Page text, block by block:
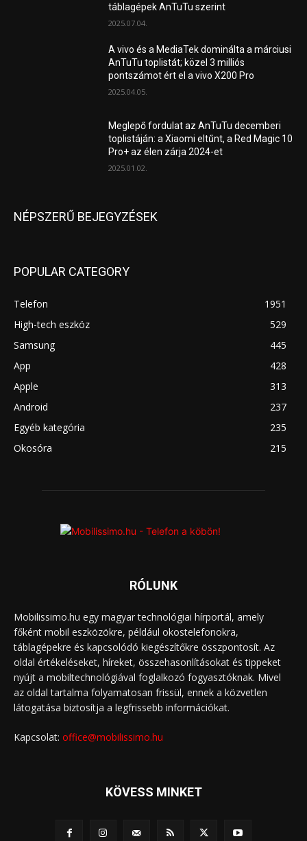
táblagépek AnTuTu szerint
2025.07.04.
A vivo és a MediaTek dominálta a márciusi
AnTuTu toplistát; közel 3 milliós
pontszámot ért el a vivo X200 Pro
2025.04.05.
Meglepő fordulat az AnTuTu decemberi
toplistáján: a Xiaomi eltűnt, a Red Magic 10
Pro+ az élen zárja 2024-et
2025.01.02.
NÉPSZERŰ BEJEGYZÉSEK
POPULAR CATEGORY
Telefon
1951
High-tech eszköz
529
Samsung
445
App
428
Apple
313
Android
237
Egyéb kategória
235
Okosóra
215
RÓLUNK
Mobilissimo.hu egy magyar technológiai hírportál, amely
főként mobil eszközökre, például okostelefonokra,
táblagépekre és kapcsolódó kiegészítőkre összpontosít. Az
oldal értékeléseket, híreket, összehasonlításokat és tippeket
nyújt a mobiltechnológiával foglalkozó fogyasztóknak. Mivel
az oldal tartalma folyamatosan frissül, ennek a közvetlen
látogatása biztosítja a legfrissebb információkat.
Kapcsolat: office@mobilissimo.hu
KÖVESS MINKET